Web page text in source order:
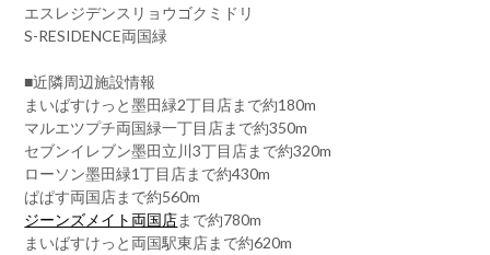
エスレジデンスリョウゴクミドリ
S-RESIDENCE両国緑
■近隣周辺施設情報
まいばすけっと墨田緑2丁目店まで約180m
マルエツプチ両国緑一丁目店まで約350m
セブンイレブン墨田立川3丁目店まで約320m
ローソン墨田緑1丁目店まで約430m
ぱぱす両国店まで約560m
ジーンズメイト両国店まで約780m
まいばすけっと両国駅東店まで約620m